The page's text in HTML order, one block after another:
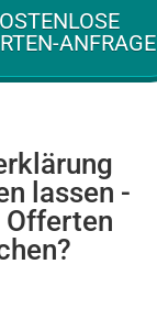
ANFRAGE
lassen -
Offerten